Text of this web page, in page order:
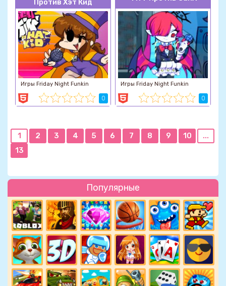
Популярные
Против Хэт Кид
Игры Friday Night Funkin
0
Игры Friday Night Funkin
0
1 2 3 4 5 6 7 8 9 10
...
13